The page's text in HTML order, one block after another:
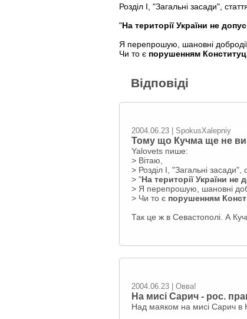
Розділ I, "Загальні засади",
"Hа території України не
Я перепрошую, шановні
Чи то є порушенням
Відповіді
2004.06.23 | SpokusXalepniy
Тому що Кучма ще не
Yalovets пише:
> Вітаю,
> Розділ I, "Загальні засади",
> "Hа території України
> Я перепрошую, шановні
> Чи то є порушенням
Так це ж в Севастополi. А
2004.06.23 | Овва!
На мисі Сарич - рос.
Над маяком на мисі Сарич в